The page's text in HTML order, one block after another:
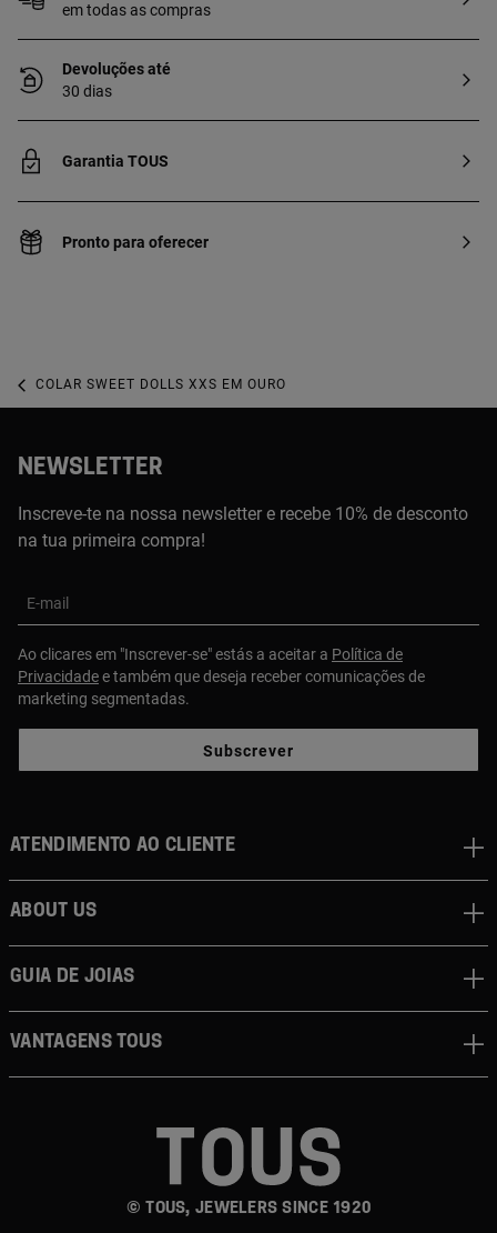
em todas as compras
Devoluções até
30 dias
Garantia TOUS
Pronto para oferecer
COLAR SWEET DOLLS XXS EM OURO
NEWSLETTER
Inscreve-te na nossa newsletter e recebe 10% de desconto
na tua primeira compra!
E-mail
Ao clicares em "Inscrever-se" estás a aceitar a Política de
Privacidadee também que deseja receber comunicações de
marketing segmentadas.
Subscrever
© TOUS, JEWELERS SINCE 1920
Atendimento ao cliente
About us
Guia de joias
Vantagens TOUS